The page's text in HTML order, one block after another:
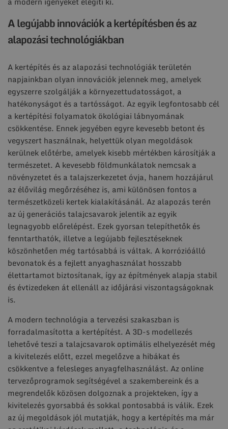
A legújabb innovációk a kertépítésben és az
alapozási technológiákban
A kertépítés és az alapozási technológiák területén
napjainkban olyan innovációk jelennek meg, amelyek
egyszerre szolgálják a környezettudatosságot, a
hatékonyságot és a tartósságot. Az egyik legfontosabb cél
a kertépítési folyamatok ökológiai lábnyomának
csökkentése. Ennek jegyében egyre kevesebb betont és
vegyszert használnak, helyettük olyan megoldások
kerülnek előtérbe, amelyek kisebb mértékben károsítják a
természetet. A kevesebb földmunkálatok nemcsak a
növényzetet és a talajszerkezetet óvja, hanem hozzájárul
az élővilág megőrzéséhez is, ami különösen fontos a
természetközeli kertek kialakításánál. Az alapozás terén
az új generációs talajcsavarok jelentik az egyik
legnagyobb előrelépést. Ezek gyorsan telepíthetők és
fenntarthatók, illetve a legújabb fejlesztéseknek
köszönhetően még tartósabbá is váltak. A korrózióálló
bevonatok és a fejlett anyaghasználat hosszabb
élettartamot biztosítanak, így az építmények alapja stabil
és évtizedeken át ellenáll az időjárási viszontagságoknak
is.
A modern technológia a tervezési szakaszban is
forradalmasította a kertépítést. A 3D-s modellezés
lehetővé teszi a talajcsavarok optimális elhelyezését még
a kivitelezés előtt, ezzel megelőzve a hibákat és
csökkentve a felesleges anyagfelhasználást. Az online
tervezőprogramok segítségével a szakembereink és a
megrendelők közösen dolgoznak a projekteken, így a
kivitelezés gyorsabbá és sokkal pontosabbá is válik. Ezek
az új megoldások jól mutatják, hogy a kertépítés ma már